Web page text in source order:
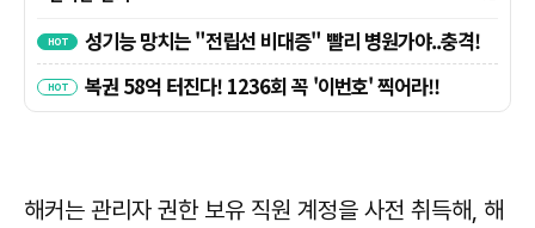
해커는 관리자 권한 보유 직원 계정을 사전 취득해, 해